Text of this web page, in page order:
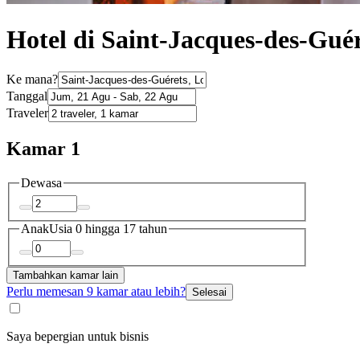
Hotel di Saint-Jacques-des-
Ke mana?
Tanggal
Traveler
Kamar 1
Dewasa
AnakUsia 0 hingga 17 tahun
Tambahkan kamar lain
Perlu memesan 9 kamar atau lebih? Selesai
Saya bepergian untuk bisnis